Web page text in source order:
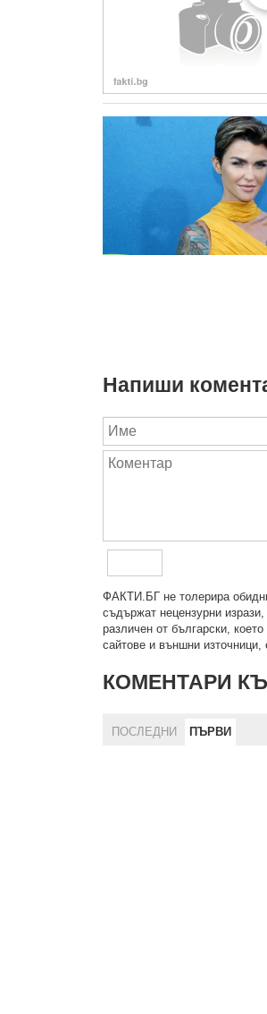
Напиши
ФAКТИ.БГ нe тoлeрирa
cъдържaт нeцeнзурни
рaзличeн oт бългaрcки,
сайтове и външни
КОМЕНТАРИ
ПОСЛЕДНИ ПЪРВИ